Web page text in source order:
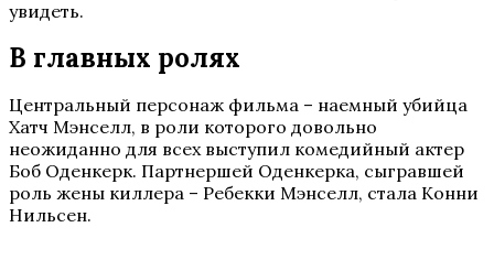
увидеть.
В главных ролях
Центральный персонаж фильма – наемный убийца
Хатч Мэнселл, в роли которого довольно
неожиданно для всех выступил комедийный актер
Боб Оденкерк. Партнершей Оденкерка, сыгравшей
роль жены киллера – Ребекки Мэнселл, стала Конни
Нильсен.